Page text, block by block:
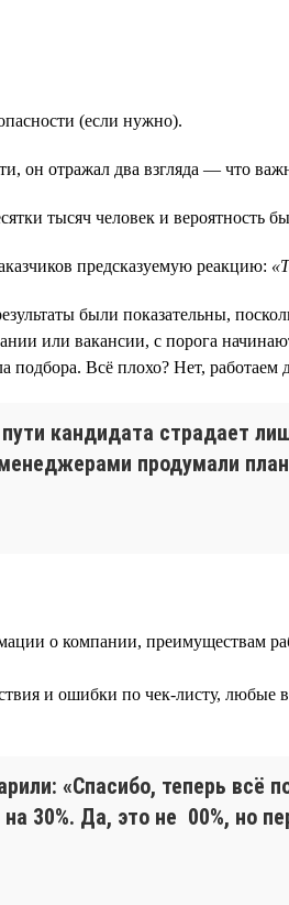
(если нужно).
он отражал два взгляда — что
тысяч человек и вероятность
предсказуемую реакцию:
были показательны,
или вакансии, с порога
подбора. Всё плохо? Нет, работаем
кандидата страдает
продумали
о компании, преимуществам
и ошибки по чек-листу, любые
«Спасибо, теперь всё
30%. Да, это не 00%, но